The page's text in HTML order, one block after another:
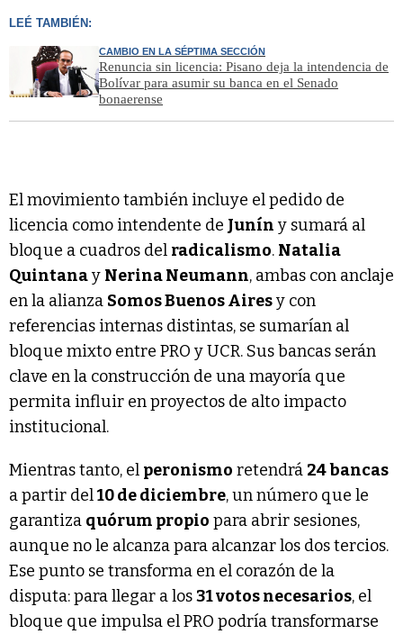
LEÉ TAMBIÉN:
CAMBIO EN LA SÉPTIMA SECCIÓN
Renuncia sin licencia: Pisano deja la intendencia de
Bolívar para asumir su banca en el Senado
bonaerense
El movimiento también incluye el pedido de
licencia como intendente de Junín y sumará al
bloque a cuadros del radicalismo. Natalia
Quintanay Nerina Neumann, ambas con anclaje
en la alianza Somos Buenos Airesy con
referencias internas distintas, se sumarían al
bloque mixto entre PRO y UCR. Sus bancas serán
clave en la construcción de una mayoría que
permita influir en proyectos de alto impacto
institucional.
Mientras tanto, el peronismo retendrá 24 bancas
a partir del10 de diciembre, un número que le
garantiza quórum propio para abrir sesiones,
aunque no le alcanza para alcanzar los dos tercios.
Ese punto se transforma en el corazón de la
disputa: para llegar a los31 votos necesarios, el
bloque que impulsa el PRO podría transformarse